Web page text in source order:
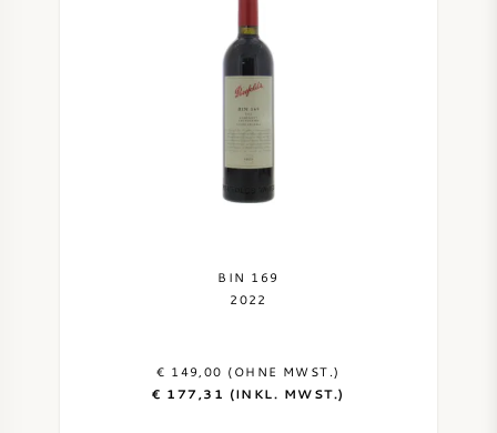
BIN 169
2022
€ 149,00 (OHNE MWST.)
€ 177,31 (INKL. MWST.)